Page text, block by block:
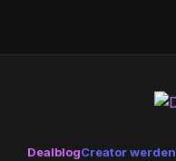
DealblogCreator werden